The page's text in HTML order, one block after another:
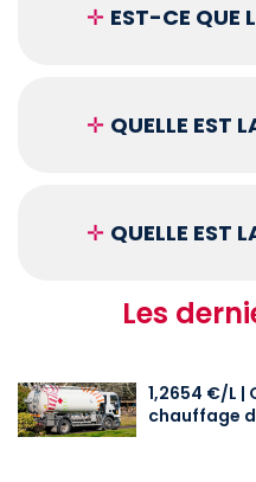
✛ EST-CE QUE
✛ QUELLE EST
✛ QUELLE EST
Les
1,2654 €/L |
chauffage